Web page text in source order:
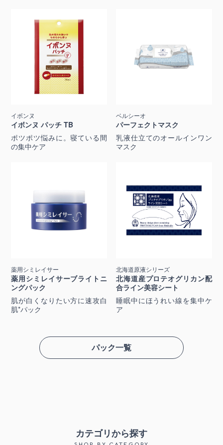
イボンヌ
イボンヌ パッチ TB
ポツポツ悩みに。寝ている間
の集中ケア
ベルシーオ
パーフェクトマスク
乳液仕立てのオールインワン
マスク
薬用シミレイサー
薬用シミレイサーブライトニ
ングパック
肌が白くなりたい方に速攻白
肌*パック
北海道原液シリーズ
北海道産プロテオグリカン配
合ライン美容シート
睡眠中にほうれい線を集中ケ
ア
パック一覧
カテゴリから探す